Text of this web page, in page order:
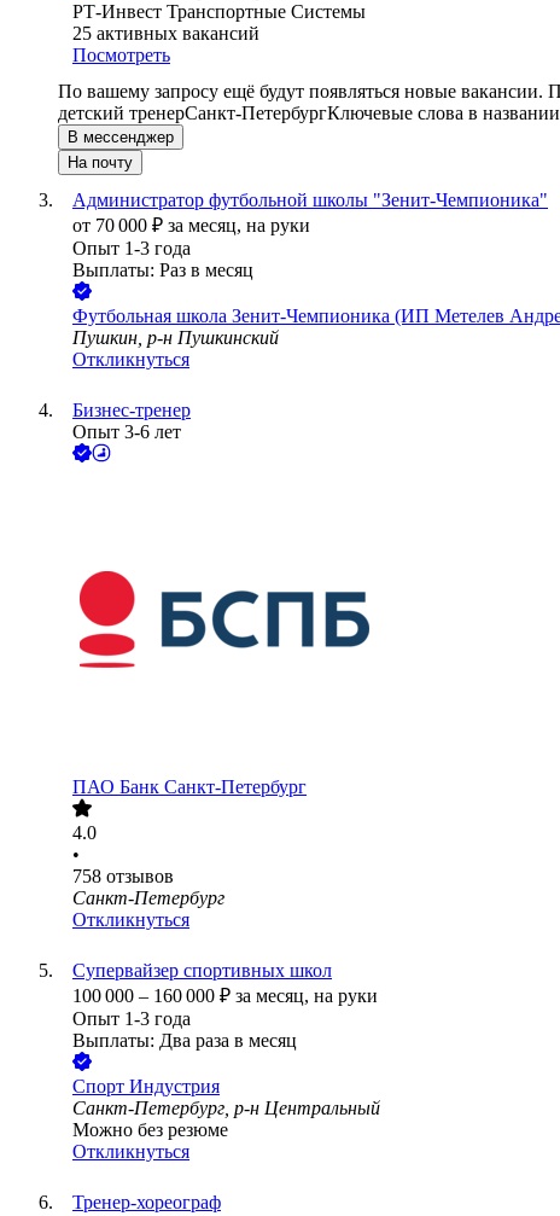
РТ-Инвест Транспортные Системы
25 активных вакансий
Посмотреть
По вашему запросу ещё будут появляться новые вакансии.
детский тренерСанкт-ПетербургКлючевые слова в
В мессенджер
На почту
Администратор футбольной школы "Зенит-Чемпионика"
от 70 000 ₽ за месяц, на руки
Опыт 1-3 года
Выплаты: Раз в месяц
Футбольная школа Зенит-Чемпионика (ИП Метелев
Пушкин, р-н Пушкинский
Откликнуться
Бизнес-тренер
Опыт 3-6 лет
ПАО Банк Санкт-Петербург
4.0
•
758 отзывов
Санкт-Петербург
Откликнуться
Супервайзер спортивных школ
100 000 – 160 000 ₽ за месяц, на руки
Опыт 1-3 года
Выплаты: Два раза в месяц
Спорт Индустрия
Санкт-Петербург, р-н Центральный
Можно без резюме
Откликнуться
Тренер-хореограф